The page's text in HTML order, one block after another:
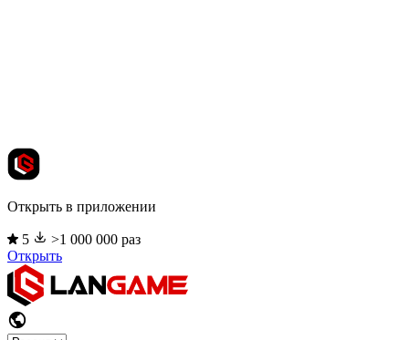
Открыть в приложении
5
>1 000 000 раз
Открыть